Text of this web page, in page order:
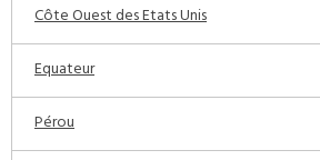
Côte Ouest des Etats Unis
Equateur
Pérou